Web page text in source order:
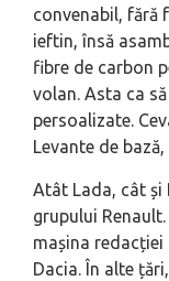
convenabil, fără
ieftin, însă
fibre de carbon
volan. Asta ca
persoalizate.
Levante de
Atât Lada, cât și
grupului
mașina redacției
Dacia. În alte